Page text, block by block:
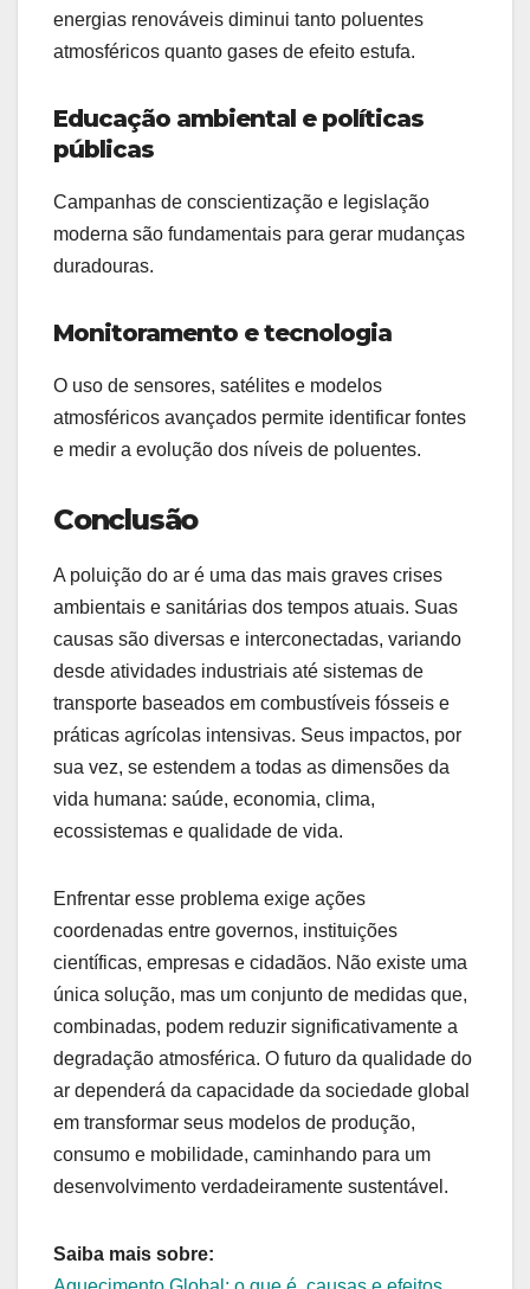
energias renováveis diminui tanto poluentes
atmosféricos quanto gases de efeito estufa.
Educação ambiental e políticas
públicas
Campanhas de conscientização e legislação
moderna são fundamentais para gerar mudanças
duradouras.
Monitoramento e tecnologia
O uso de sensores, satélites e modelos
atmosféricos avançados permite identificar fontes
e medir a evolução dos níveis de poluentes.
Conclusão
A poluição do ar é uma das mais graves crises
ambientais e sanitárias dos tempos atuais. Suas
causas são diversas e interconectadas, variando
desde atividades industriais até sistemas de
transporte baseados em combustíveis fósseis e
práticas agrícolas intensivas. Seus impactos, por
sua vez, se estendem a todas as dimensões da
vida humana: saúde, economia, clima,
ecossistemas e qualidade de vida.
Enfrentar esse problema exige ações
coordenadas entre governos, instituições
científicas, empresas e cidadãos. Não existe uma
única solução, mas um conjunto de medidas que,
combinadas, podem reduzir significativamente a
degradação atmosférica. O futuro da qualidade do
ar dependerá da capacidade da sociedade global
em transformar seus modelos de produção,
consumo e mobilidade, caminhando para um
desenvolvimento verdadeiramente sustentável.
Saiba mais sobre: